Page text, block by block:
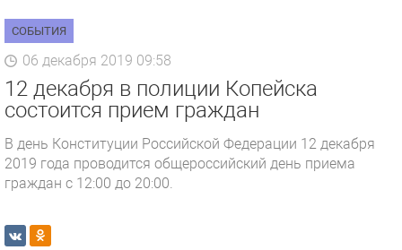
СОБЫТИЯ
06 декабря 2019 09:58
12 декабря в полиции Копейска
состоится прием граждан
В день Конституции Российской Федерации 12 декабря
2019 года проводится общероссийский день приема
граждан с 12:00 до 20:00.